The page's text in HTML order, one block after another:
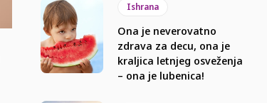
Ishrana
Ona je neverovatno
zdrava za decu, ona je
kraljica letnjeg osveženja
– ona je lubenica!